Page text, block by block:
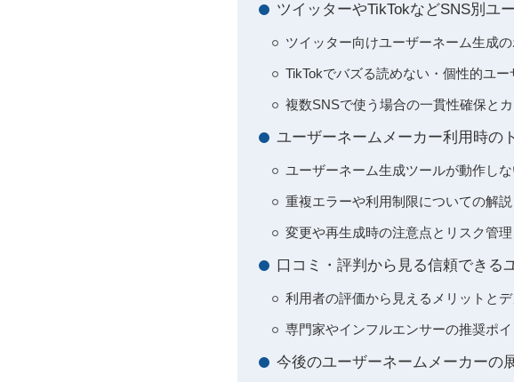
ツイッターやTikTokなどSNS別ユ
ツイッター向けユーザーネーム生成
TikTokでバズる読めない・個性的ユ
複数SNSで使う場合の一貫性確保と
ユーザーネームメーカー利用時の
ユーザーネーム生成ツールが動作し
重複エラーや利用制限についての解
変更や再生成時の注意点とリスク管理
口コミ・評判から見る信頼できる
利用者の評価から見えるメリットと
専門家やインフルエンサーの推奨ポ
今後のユーザーネームメーカーの